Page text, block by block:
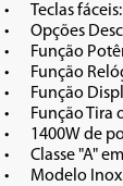
•	Teclas fáceis: FIT e Manter Aquecido
•	Opções Descongelar Rápido ou Descongelar por Peso
•	Função Potência
•	Função Relógio
•	Função Display / Sound
•	Função Tira odor
•	1400W de potência
•	Classe "A" em eficiência energética
•	Modelo